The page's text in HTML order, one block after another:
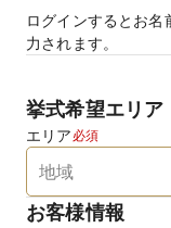
ログインするとお名
力されます。
挙式希望エリア
エリア 必須
お客様情報